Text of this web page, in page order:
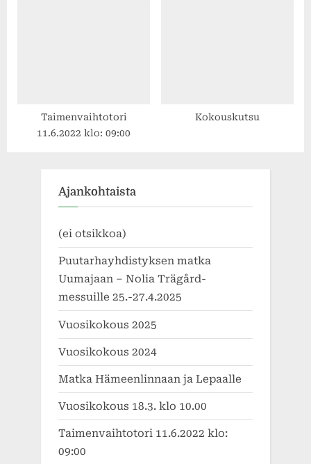
Taimenvaihtotori
11.6.2022 klo: 09:00
Kokouskutsu
Ajankohtaista
(ei otsikkoa)
Puutarhayhdistyksen matka
Uumajaan – Nolia Trägård-
messuille 25.-27.4.2025
Vuosikokous 2025
Vuosikokous 2024
Matka Hämeenlinnaan ja Lepaalle
Vuosikokous 18.3. klo 10.00
Taimenvaihtotori 11.6.2022 klo:
09:00